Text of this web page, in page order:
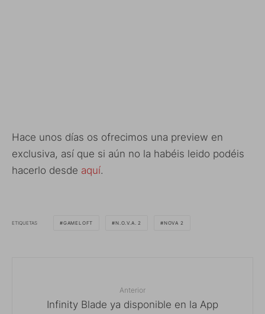
Hace unos días os ofrecimos una preview en
exclusiva, así que si aún no la habéis leido podéis
hacerlo desde aquí.
ETIQUETAS GAMELOFT N.O.V.A. 2 NOVA 2
Anterior
Infinity Blade ya disponible en la App